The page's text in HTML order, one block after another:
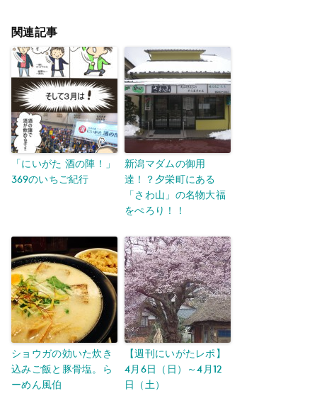
関連記事
「にいがた 酒の陣！」
369のいちご紀行
新潟マダムの御用
達！？夕栄町にある
「さわ山」の名物大福
をぺろり！！
ショウガの効いた炊き
込みご飯と豚骨塩。ら
ーめん風伯
【週刊にいがたレポ】
4月6日（日）～4月12
日（土）